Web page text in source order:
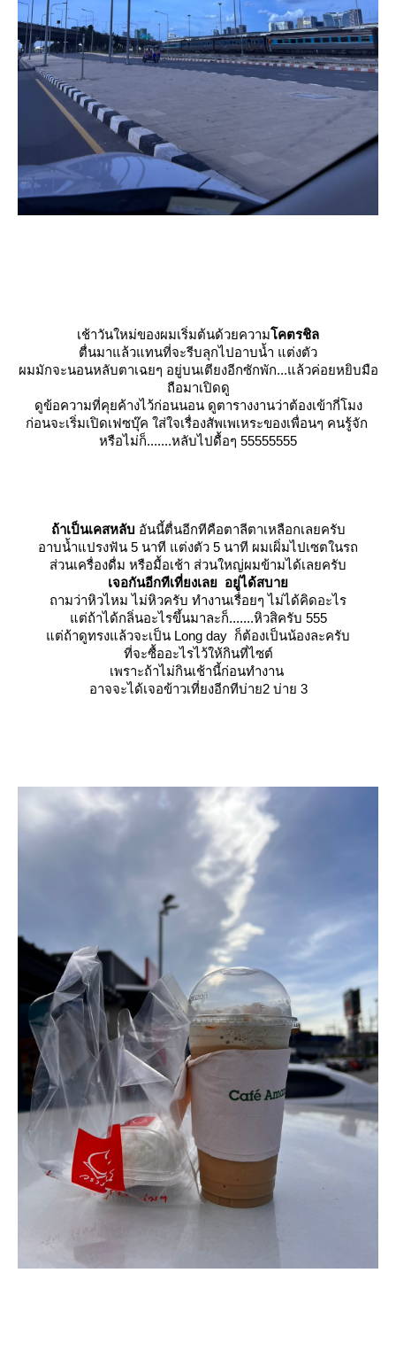
เช้าวันใหม่ของผมเริ่มต้นด้วยความคตรชิล
ตื่นมาแล้วแทนที่จะรีบลุกไปอาบน้ำ แต่งตัว
ผมมักจะนอนหลับตาเฉยๆ อยู่บนเตียงอีกซักพัก...แล้วค่อยหยิบมือ
ถือมาเปิดดู
ดูข้อความที่คุยค้างไว้ก่อนนอน ดูตารางงานว่าต้องเข้ากี่โมง
ก่อนจะเริ่มเปิดเฟซบุ๊ค ใส่ใจเรื่องสัพเพเหระของเพื่อนๆ คนรู้จัก
หรือไม่ก็.......หลับไปดื้อๆ 55555555
ถ้าเป็นเคสหลับ อันนี้ตื่นอีกทีคือตาลีตาเหลือกเลยครับ
อาบน้ำแปรงฟัน 5 นาที แต่งตัว 5 นาที ผมเผิ่มไปเซตในรถ
ส่วนเครื่องดื่ม หรือมื้อเช้า ส่วนใหญ่ผมข้ามได้เลยครับ
เจอกันอีกทีเที่ยงเลย อยู่ได้สบา
ถามว่าหิวไหม ไม่หิวครับ ทำงานเรื่อยๆ ไม่ได้คิดอะไร
ต่ถ้าได้กลิ่นอะไรขึ้นมาละก็.......หิวสิครับ 555
ต่ถ้าดูทรงแล้วจะเป็น Long day ก็ต้องเป็นน้องละครับ
ที่จะซื้ออะไรไว้ให้กินที่ไซต์
เพราะถ้าไม่กินเช้านี้ก่อนทำงาน
อาจจะได้เจอข้าวเที่ยงอีกทีบ่าย2 บ่าย 3